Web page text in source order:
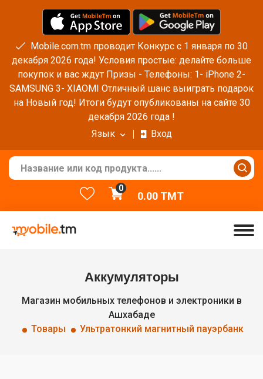
Mobile.com.tm проводит Конкурс с 1 января по 30
декабря 2026 года! Условия простые: делайте больше
покупок и вас ждут Призы - Телефоны: 1- iPhone 2-
SAMSUNG 3- XIAOMI Отличный шанс выиграть подарок
на Новый год! Итоги будут опубликованы на сайте 30
декабря 2026 года !
Язык
Вход
0
0.00TMT
Аккумуляторы
Магазин мобильных телефонов и электроники в
Ашхабаде
Товары
Ультратонкий магнитный пауэрбанк